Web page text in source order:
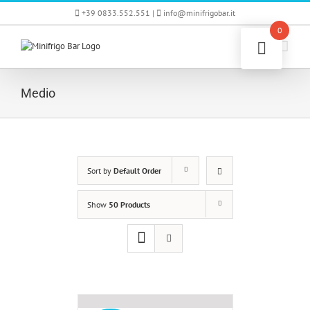
Skip
+39 0833.552.551 | info@minifrigobar.it
Medio
Sort by Default Order
Show 50 Products
0